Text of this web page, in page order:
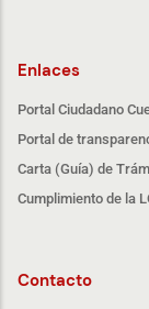
Enlaces
Portal Ciudadano
Portal de
Carta (Guía) de
Cumplimiento de la
Contacto